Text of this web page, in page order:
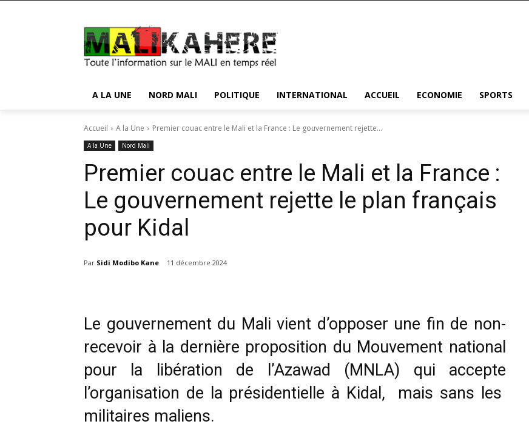
A LA UNE NORD MALI POLITIQUE INTERNATIONAL ACCUEIL ECONOMIE SPORTS
Accueil A la Une Premier couac entre le Mali et la France : Le gouvernement rejette...
A la Une Nord Mali
Premier couac entre le Mali et la France :
Le gouvernement rejette le plan français
pour Kidal
Par Sidi Modibo Kane 11 décembre 2024
Le gouvernement du Mali vient d’opposer une fin de non-
recevoir à la dernière proposition du Mouvement national
pour la libération de l’Azawad (MNLA) qui accepte
l’organisation de la présidentielle à Kidal, mais sans les
militaires maliens.